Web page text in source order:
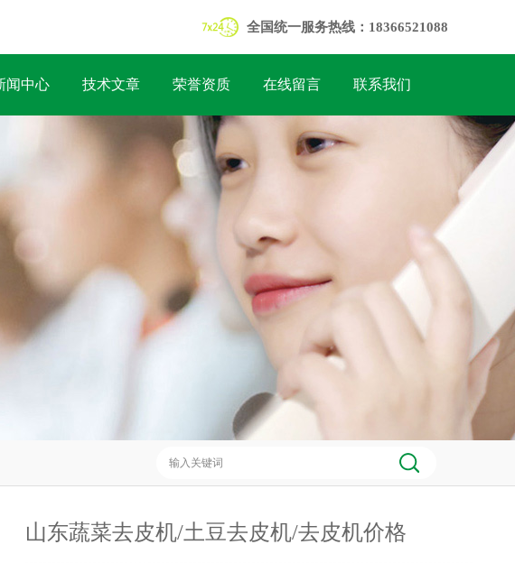
全国统一服务热线：18366521088
闻中心 技术文章 荣誉资质 在线留言 联系我们
山东蔬菜去皮机/土豆去皮机/去皮机价格